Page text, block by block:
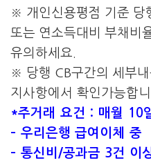
※ 개인신용평점 기준 당
또는 연소득대비 부채비
유의하세요.
※ 당행 CB구간의 세부
지사항에서 확인가능합니
*주거래 요건 : 매월 10
– 우리은행 급여이체 중
– 통신비/공과금 3건 이